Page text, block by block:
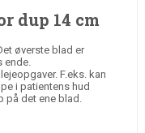
dup 14 cm
øverste blad er
F.eks. kan
i patientens hud
det ene blad.